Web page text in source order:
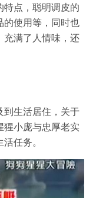
点，聪明调皮的
的使用等，同时也
充满了人情味，还
到生活居住，关于
猩小庞与忠厚老实
任务。